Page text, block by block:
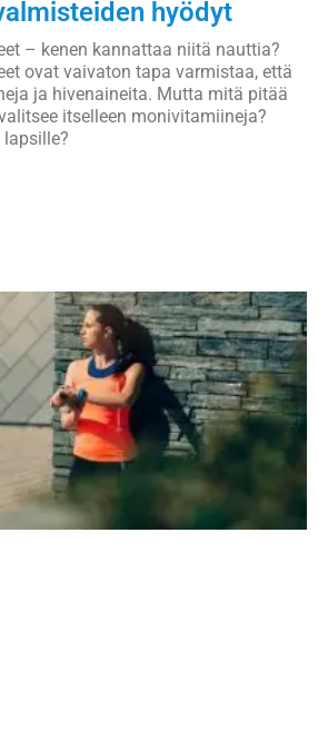
hyödyt
– kenen kannattaa niitä nauttia?
ovat vaivaton tapa varmistaa, että
ja hivenaineita. Mutta mitä pitää
itselleen monivitamiineja?